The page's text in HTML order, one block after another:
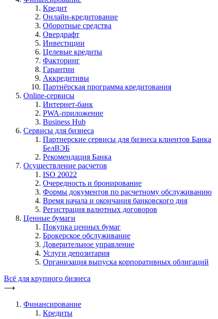
Кредит
Онлайн-кредитование
Оборотные средства
Овердрафт
Инвестиции
Целевые кредиты
Факторинг
Гарантии
Аккредитивы
Партнёрская программа кредитования
Online-сервисы
Интернет-банк
PWA-приложение
Business Hub
Сервисы для бизнеса
Партнерские сервисы для бизнеса клиентов Банка
БелВЭБ
Рекомендация Банка
Осуществление расчетов
ISO 20022
Очередность и бронирование
Формы документов по расчетному обслуживанию
Время начала и окончания банковского дня
Регистрация валютных договоров
Ценные бумаги
Покупка ценных бумаг
Брокерское обслуживание
Доверительное управление
Услуги депозитария
Организация выпуска корпоративных облигаций
Всё для крупного бизнеса
⟶
Финансирование
Кредиты